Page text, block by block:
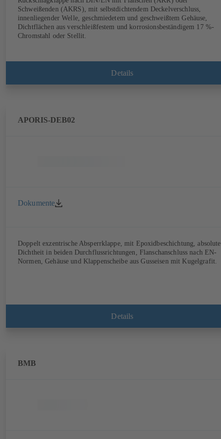
Schweißenden (AKRS), mit selbstdichtendem Deckelverschluss,
innenliegender Welle, geschmiedetem und geschweißtem Gehäuse,
Dichtflächen aus verschleißfestem und korrosionsbeständigem 17 %-
Chromstahl oder Stellit.
Details
APORIS-DEB02
Dokumente
Doppelt exzentrische Absperrklappe, mit Epoxidbeschichtung, absolute
Dichtheit in beiden Durchflussrichtungen, Flanschanschluss nach EN-
Normen, Gehäuse und Klappenscheibe aus Gusseisen mit Kugelgrafit.
Details
BMB